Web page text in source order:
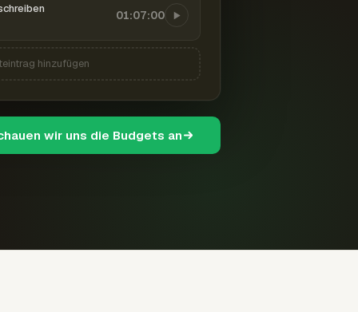
01:07:00
hinzufügen
wir uns die Budgets an